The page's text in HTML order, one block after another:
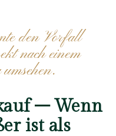
den Vorfall
nach einem
– Wenn
ist als